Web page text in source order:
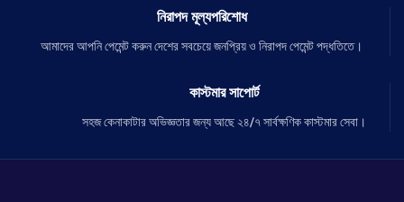
নিরাপদ মূল্যপরিশোধ
আমাদের আপনি পেমেন্ট করুন দেশের সবচেয়ে জনপ্রিয় ও নিরাপদ পেমেন্ট পদ্ধতিতে।
কাস্টমার সাপোর্ট
সহজ কেনাকাটার অভিজ্ঞতার জন্য আছে ২৪/৭ সার্বক্ষণিক কাস্টমার সেবা।